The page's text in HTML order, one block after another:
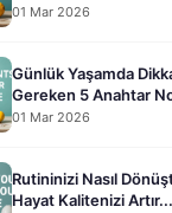
01 Mar 2026
Günlük Yaşamda
Gereken 5 Anahtar
01 Mar 2026
Rutininizi Nasıl
Hayat Kalitenizi Artır...